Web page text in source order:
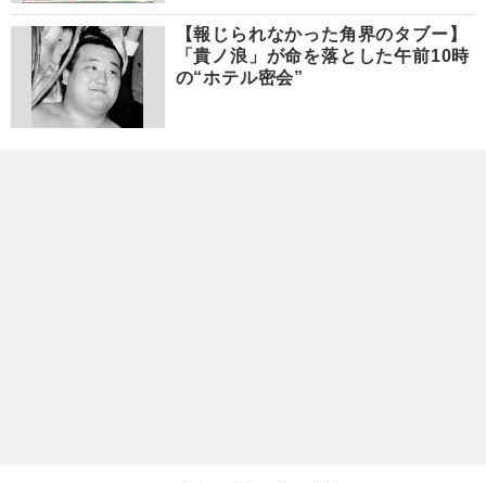
【報じられなかった角界のタブー】
「貴ノ浪」が命を落とした午前10時
の“ホテル密会”